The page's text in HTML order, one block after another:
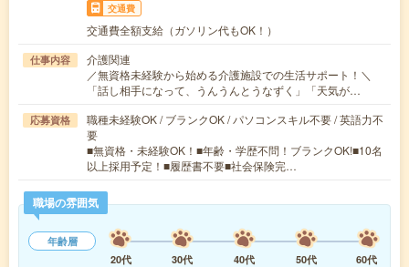
交通費
交通費全額支給（ガソリン代もOK！）
仕事内容
介護関連
／無資格未経験から始める介護施設での生活サポート！＼
「話し相手になって、うんうんとうなずく」「天気が…
応募資格
職種未経験OK / ブランクOK / パソコンスキル不要 / 英語力不
要
■無資格・未経験OK！■年齢・学歴不問！ブランクOK!■10名
以上採用予定！■履歴書不要■社会保険完…
職場の雰囲気
年齢層
20代
30代 40代 50代
60代